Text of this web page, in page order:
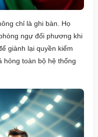
chỉ là ghi bàn. Họ
ngự đối phương khi
giành lại quyền kiểm
hỏng toàn bộ hệ thống